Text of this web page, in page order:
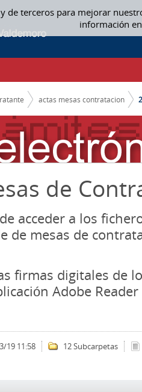
de terceros para mejorar
información
actas mesas contratacion
de
acceder a los
de mesas de
firmas digitales de
Adobe Reader
19 11:58 12 Subcarpetas